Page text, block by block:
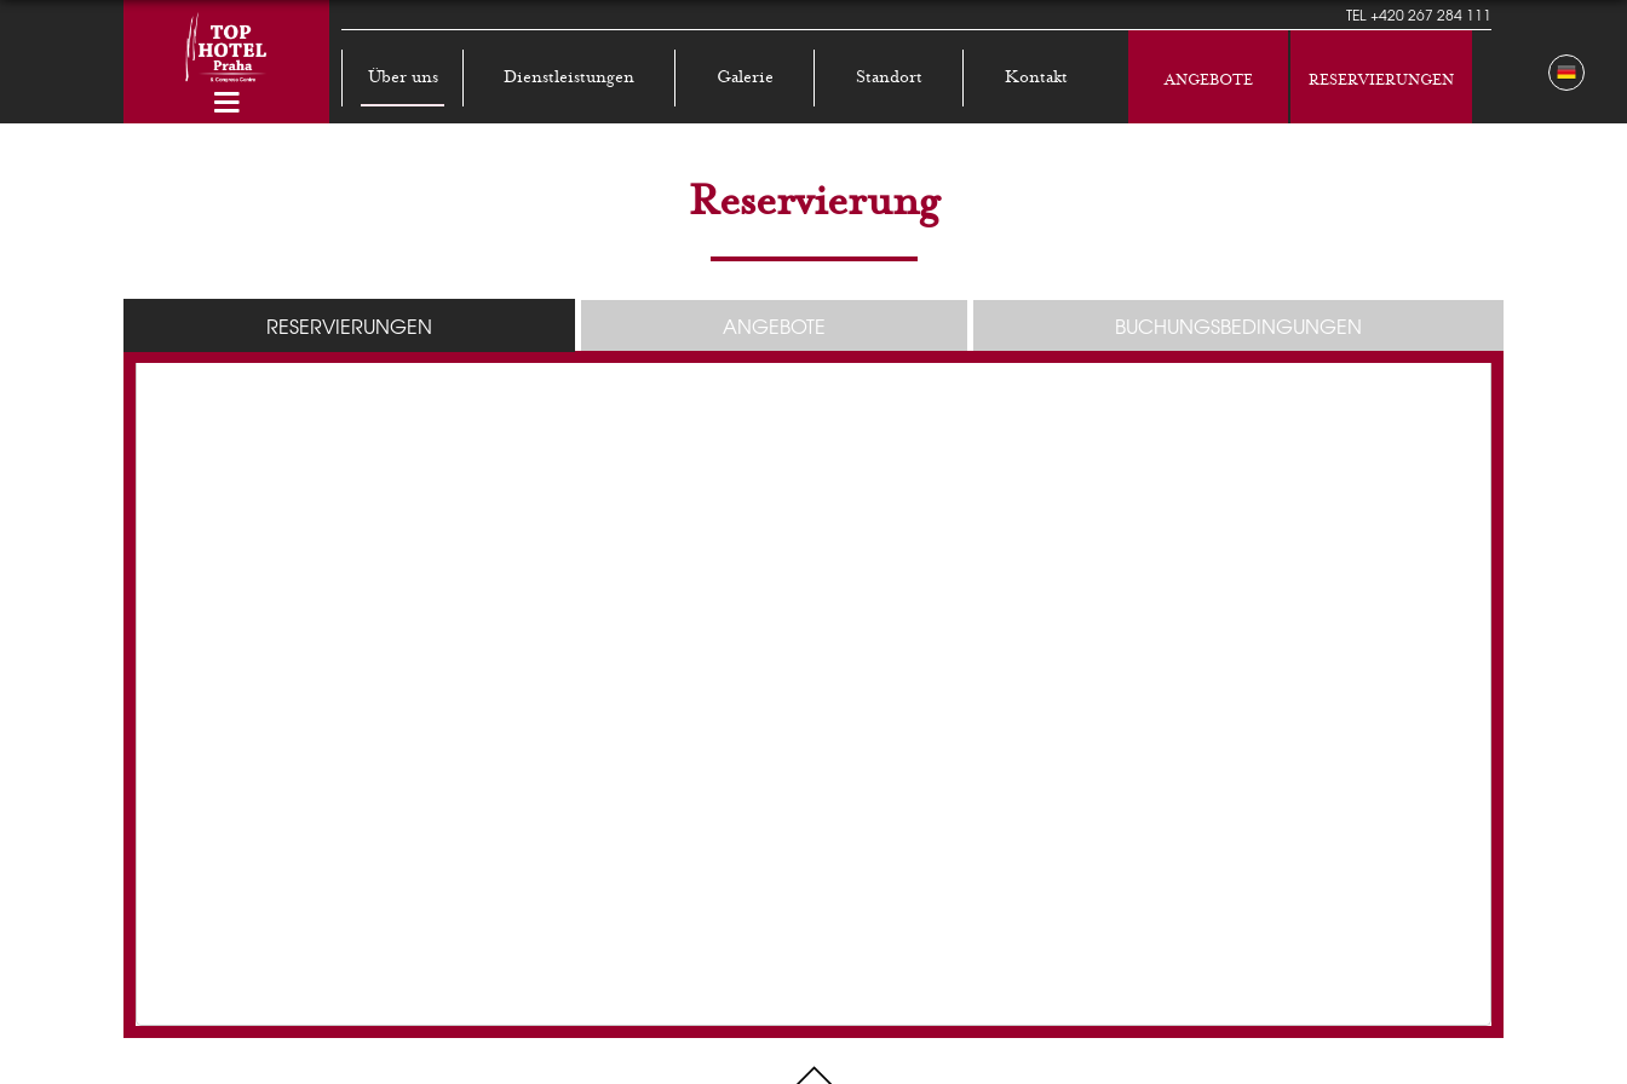
TEL+420 267 284 111
Über uns Dienstleistungen Galerie Standort Kontakt ANGEBOTE RESERVIERUNGEN
Reservierung
RESERVIERUNGEN ANGEBOTE BUCHUNGSBEDINGUNGEN